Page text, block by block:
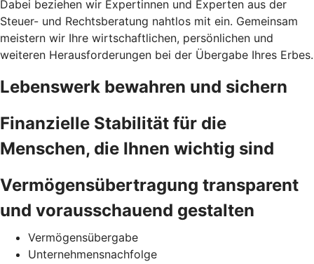
Dabei beziehen wir Expertinnen und Experten aus der
Steuer- und Rechtsberatung nahtlos mit ein. Gemeinsam
meistern wir Ihre wirtschaftlichen, persönlichen und
weiteren Herausforderungen bei der Übergabe Ihres Erbes.
Lebenswerk bewahren und sichern
Finanzielle Stabilität für die
Menschen, die Ihnen wichtig sind
Vermögensübertragung transparent
und vorausschauend gestalten
Vermögensübergabe
Unternehmensnachfolge